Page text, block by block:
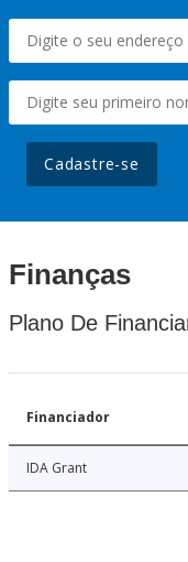
Cadastre-se
Finanças
Plano De
Financiador
IDA Grant